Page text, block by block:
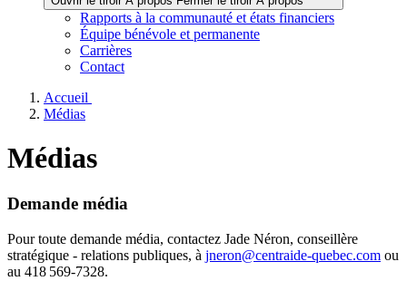
Rapports à la communauté et états financiers
Équipe bénévole et permanente
Carrières
Contact
Accueil
Médias
Médias
Demande média
Pour toute demande média, contactez Jade Néron, conseillère
stratégique - relations publiques, à jneron@centraide-quebec.com ou
au 418 569-7328.